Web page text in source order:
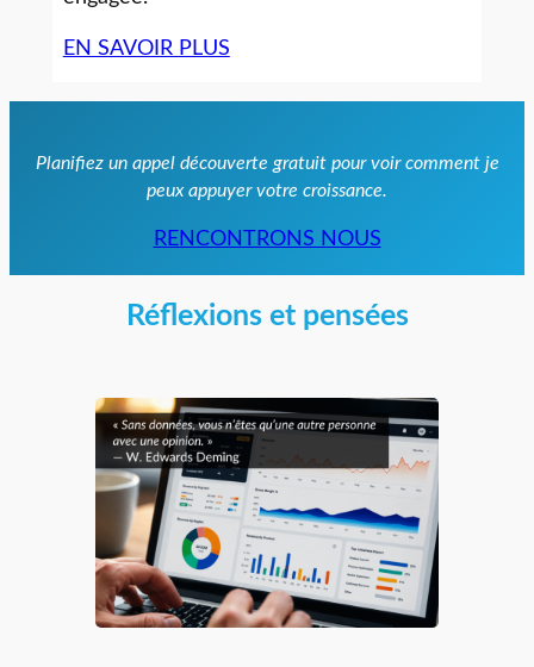
EN SAVOIR PLUS
Planifiez un appel découverte gratuit pour voir comment je
peux appuyer votre croissance.
RENCONTRONS NOUS
Réflexions et pensées